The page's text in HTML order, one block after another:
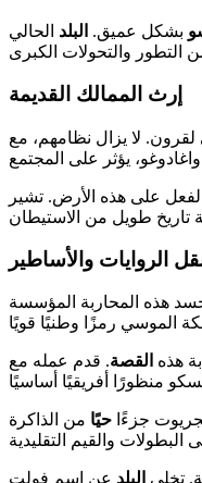
بشكل عميق. البلد الحالي
إرث الممالك القديمة
لا يزال نظامهم، مع
على هذه الأرض. تشير
الروايات والأساطير
هذه المحاربة المؤسسة
هذه القصة. قدم عمله مع
جزءًا حيًا من الذاكرة
البلد عن اسم فولت